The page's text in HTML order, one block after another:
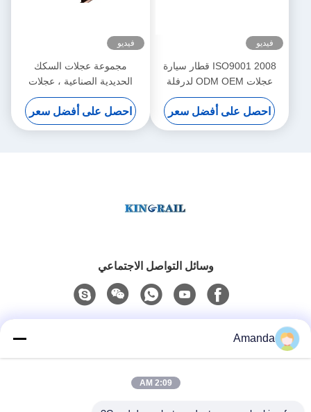
فيديو
ISO9001 2008 قطار سيارة
عجلات ODM OEM لدرفلة
قاطرة كهربائية
احصل على أفضل سعر
فيديو
مجموعة عجلات السكك
الحديدية الصناعية ، عجلات
السكك الحديدية Kingrail
للشاحنات قياس 650mm ODM
احصل على أفضل سعر
وسائل التواصل الاجتماعي
0086-15556982932
Amanda
2:09 AM